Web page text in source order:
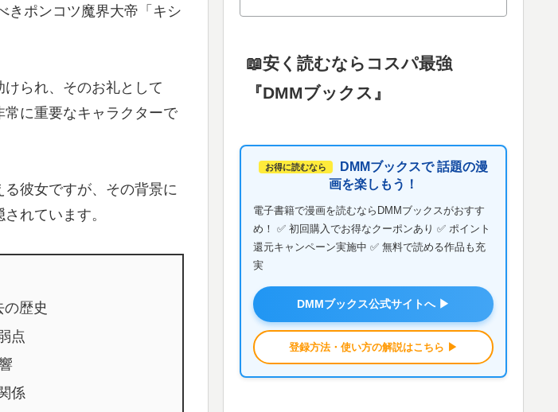
きポンコツ魔界大帝「キシ
られ、そのお礼として
常に重要なキャラクターで
彼女ですが、その背景に
れています。
歴史
点
係
📖安く読むならコスパ最強
『DMMブックス』
お得に読むなら
DMMブックスで 話題の漫
画を楽しもう！
電子書籍で漫画を読むならDMMブックスがおすす
め！ ✅ 初回購入でお得なクーポンあり ✅ ポイント
還元キャンペーン実施中 ✅ 無料で読める作品も充
実
DMMブックス公式サイトへ ▶
登録方法・使い方の解説はこちら ▶